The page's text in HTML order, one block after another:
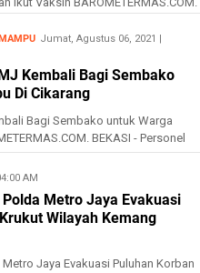
Jumat, Agustus 06, 2021
Kembali Bagi Sembako
Di Cikarang
Bagi Sembako untuk Warga
BEKASI - Personel
AM
Metro Jaya Evakuasi
Wilayah Kemang
Jaya Evakuasi Puluhan Korban